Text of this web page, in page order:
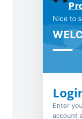
Nice to
Enter
account